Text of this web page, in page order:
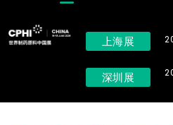
上海展
深圳展